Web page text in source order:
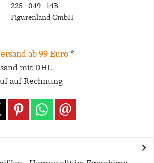
225_049_14B
Figurenland GmbH
ab 99 Euro*
mit DHL
auf Rechnung